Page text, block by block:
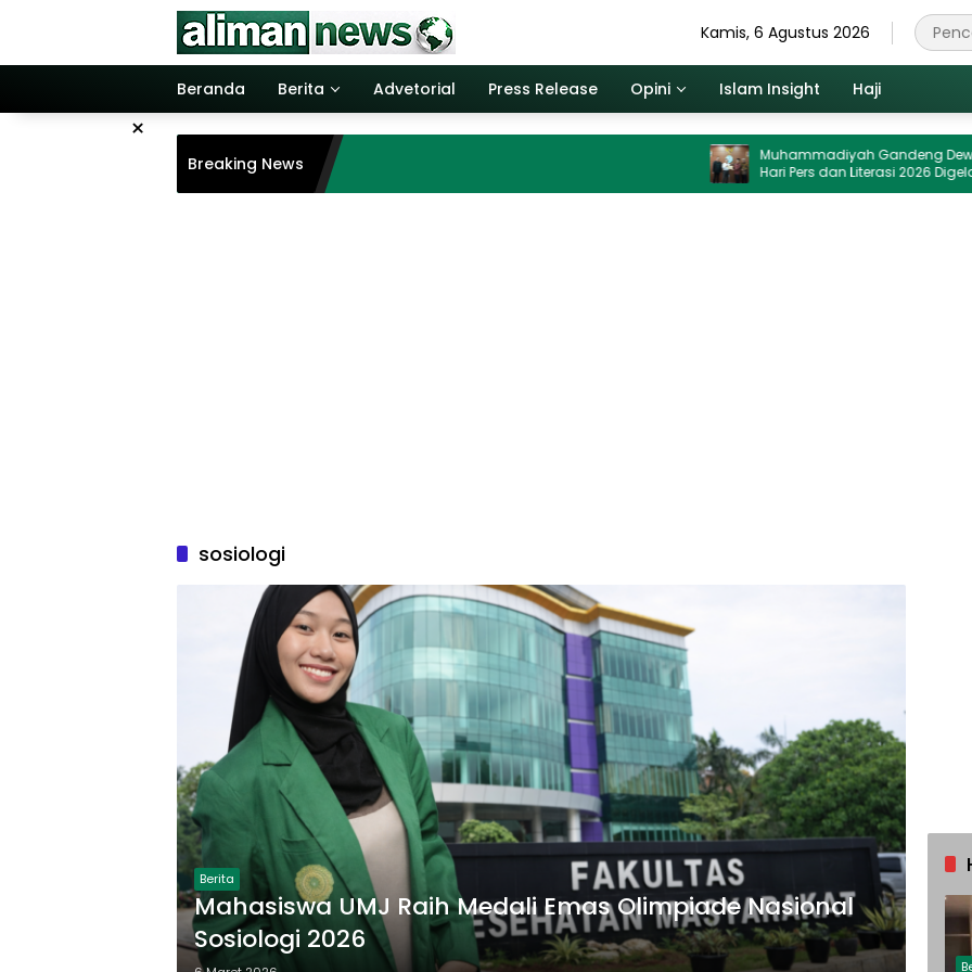
Kamis, 6 Agustus 2026
Beranda Berita Advetorial Press Release Opini Islam Insight Haji
×
Breaking News
Muhammadiyah Gandeng Dewan Pers,
Hari Pers dan Literasi 2026 Digelar di UMJ
sosiologi
Berita
Mahasiswa UMJ Raih Medali Emas Olimpiade Nasional
Sosiologi 2026